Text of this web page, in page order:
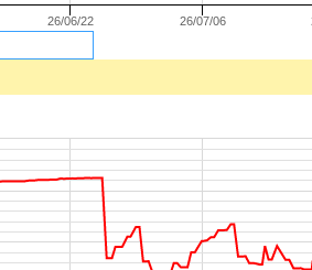
26/06/22 26/07/06